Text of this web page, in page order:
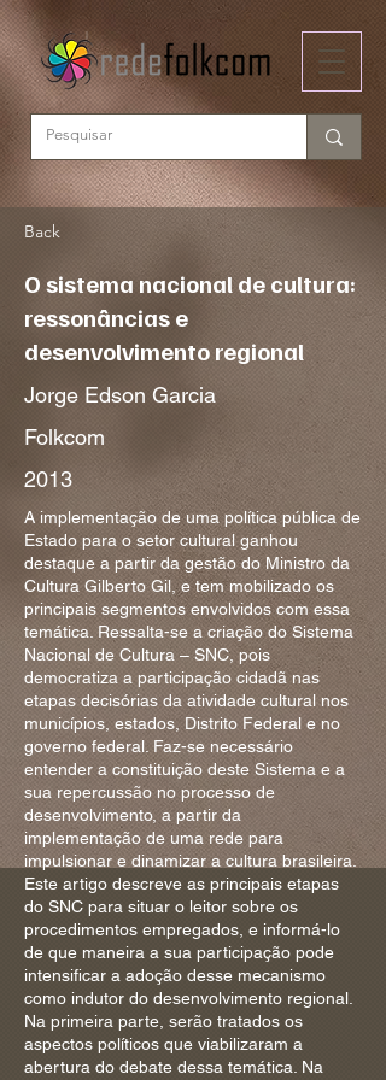
Back
O sistema nacional de cultura:
ressonâncias e
desenvolvimento regional
Jorge Edson Garcia
Folkcom
2013
A implementação de uma política pública de
Estado para o setor cultural ganhou
destaque a partir da gestão do Ministro da
Cultura Gilberto Gil, e tem mobilizado os
principais segmentos envolvidos com essa
temática. Ressalta-se a criação do Sistema
Nacional de Cultura – SNC, pois
democratiza a participação cidadã nas
etapas decisórias da atividade cultural nos
municípios, estados, Distrito Federal e no
governo federal. Faz-se necessário
entender a constituição deste Sistema e a
sua repercussão no processo de
desenvolvimento, a partir da
implementação de uma rede para
impulsionar e dinamizar a cultura brasileira.
Este artigo descreve as principais etapas
do SNC para situar o leitor sobre os
procedimentos empregados, e informá-lo
de que maneira a sua participação pode
intensificar a adoção desse mecanismo
como indutor do desenvolvimento regional.
Na primeira parte, serão tratados os
aspectos políticos que viabilizaram a
abertura do debate dessa temática. Na